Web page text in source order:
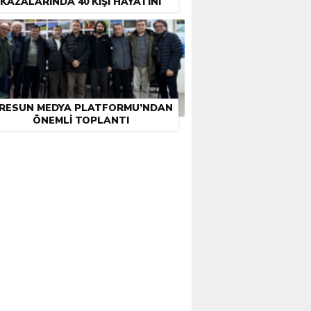
MEDYA PLATFORMU’NDAN
ÖNEMLI TOPLANTI